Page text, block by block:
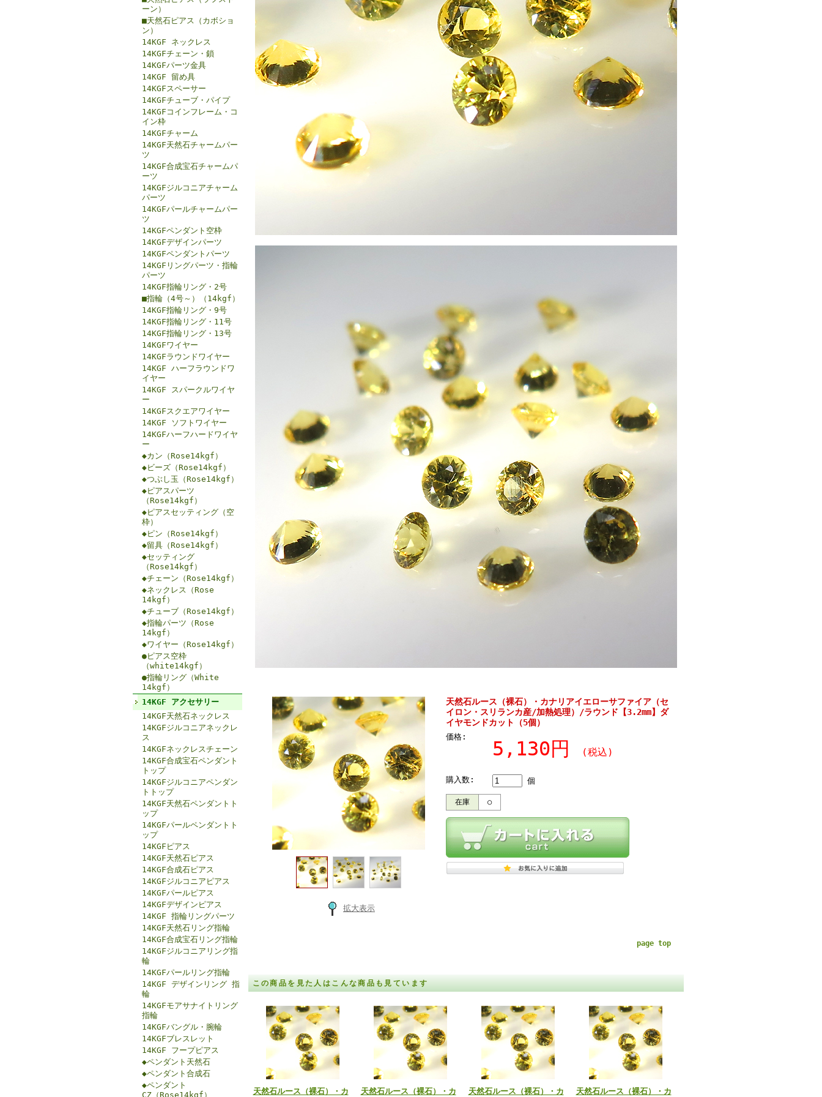
ーン）
■天然石ピアス（カボショ
ン）
14KGF ネックレス
14KGFチェーン・鎖
14KGFパーツ金具
14KGF 留め具
14KGFスペーサー
14KGFチューブ・パイプ
14KGFコインフレーム・コ
イン枠
14KGFチャーム
14KGF天然石チャームパー
ツ
14KGF合成宝石チャームパ
ーツ
14KGFジルコニアチャーム
パーツ
14KGFパールチャームパー
ツ
14KGFペンダント空枠
14KGFデザインパーツ
14KGFペンダントパーツ
14KGFリングパーツ・指輪
パーツ
14KGF指輪リング・2号
■指輪（4号～）（14kgf）
14KGF指輪リング・9号
14KGF指輪リング・11号
14KGF指輪リング・13号
14KGFワイヤー
14KGFラウンドワイヤー
14KGF ハーフラウンドワ
イヤー
14KGF スパークルワイヤ
ー
14KGFスクエアワイヤー
14KGF ソフトワイヤー
14KGFハーフハードワイヤ
ー
◆カン（Rose14kgf）
◆ビーズ（Rose14kgf）
◆つぶし玉（Rose14kgf）
◆ピアスパーツ
（Rose14kgf）
◆ピアスセッティング（空
枠）
◆ピン（Rose14kgf）
◆留具（Rose14kgf）
◆セッティング
（Rose14kgf）
◆チェーン（Rose14kgf）
◆ネックレス（Rose
14kgf）
◆チューブ（Rose14kgf）
◆指輪パーツ（Rose
14kgf）
◆ワイヤー（Rose14kgf）
●ピアス空枠
（white14kgf）
●指輪リング（White
14kgf）
14KGF アクセサリー
14KGF天然石ネックレス
14KGFジルコニアネックレ
ス
14KGFネックレスチェーン
14KGF合成宝石ペンダント
トップ
14KGFジルコニアペンダン
トトップ
14KGF天然石ペンダントト
ップ
14KGFパールペンダントト
ップ
14KGFピアス
14KGF天然石ピアス
14KGF合成石ピアス
14KGFジルコニアピアス
14KGFパールピアス
14KGFデザインピアス
14KGF 指輪リングパーツ
14KGF天然石リング指輪
14KGF合成宝石リング指輪
14KGFジルコニアリング指
輪
14KGFパールリング指輪
14KGF デザインリング 指
輪
14KGFモアサナイトリング
指輪
14KGFバングル・腕輪
14KGFブレスレット
14KGF フープピアス
◆ペンダント天然石
◆ペンダント合成石
◆ペンダント
CZ（Rose14kgf）
拡大表示
天然石ルース（裸石）・カナリアイエローサファイア（セ
イロン・スリランカ産/加熱処理）/ラウンド【3.2mm】ダ
イヤモンドカット（5個）
価格:
5,130円 (税込)
購入数: 個
在庫 ○
page top
この商品を見た人はこんな商品も見ています
天然石ルース（裸石）・カ 天然石ルース（裸石）・カ 天然石ルース（裸石）・カ 天然石ルース（裸石）・カ